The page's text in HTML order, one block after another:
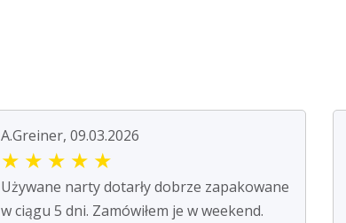
A.Greiner, 09.03.2026
★ ★ ★ ★ ★
Używane narty dotarły dobrze zapakowane
w ciągu 5 dni. Zamówiłem je w weekend.